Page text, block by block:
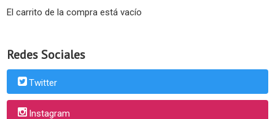
El carrito de la compra está vacío
Redes Sociales
Twitter
Instagram